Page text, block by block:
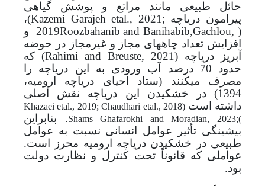
حائل طبیعی مانند مراتع و پوشش گیاهی
پیرامون دریاچه Kazemi Garajeh etal., 2021;
)،
(
Gachlou,
Roozbahanib and Banihabib,
2019
و
افزایش تعداد چاه­های مجاز و غیرمجاز در حوضه
آبریز دریاچه (
Rahimi and Breuste, 2021
) که
حدود 70 درصد آب ورودی به این دریاچه را
مصرف می­کنند (ستاد احیای دریاچه
ارومیه،
1394) در خشکیدن این دریاچه نقش اصلی
داشته است (
Chaudhari etal., 2018
Khazaei etal., 2019;
(
Shams Ghafarokhi and Moradian, 2023;
. بنابراین
بیشینگی تأثیر عوامل انسانی نسبت به عوامل
طبیعی در خشکیدن دریاچه ارومیه محرز است.
عواملی که قانوناً تحت کنترل و نظارت دولت
بود.